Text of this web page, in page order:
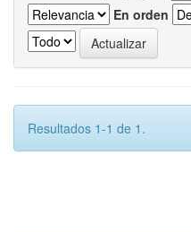
En orden
Resultados 1-1 de 1.